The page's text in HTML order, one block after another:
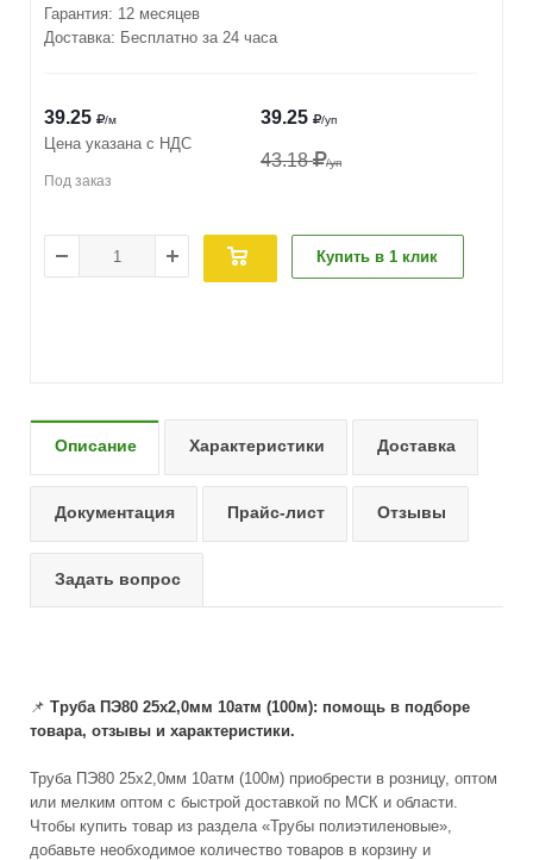
Гарантия: 12 месяцев
Доставка: Бесплатно за 24 часа
39.25 /уп
43.18 /уп
39.25 /м
Цена указана с НДС
Под заказ
Купить в 1 клик
Описание Характеристики Доставка
Документация Прайс-лист Отзывы
Задать вопрос
📌 Труба ПЭ80 25х2,0мм 10атм (100м): помощь в подборе
товара, отзывы и характеристики.
Труба ПЭ80 25х2,0мм 10атм (100м) приобрести в розницу, оптом
или мелким оптом с быстрой доставкой по МСК и области.
Чтобы купить товар из раздела «Трубы полиэтиленовые»,
добавьте необходимое количество товаров в корзину и